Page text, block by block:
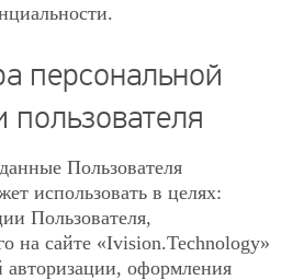
персональной
Пользователя
использовать в целях:
Пользователя,
на сайте «Ivision.Technology»
авторизации, оформления